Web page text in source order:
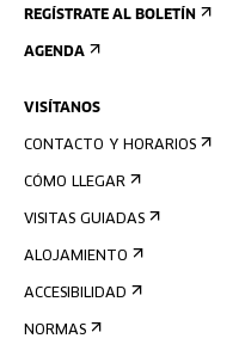
REGÍSTRATE AL BOLETÍN
AGENDA
VISÍTANOS
CONTACTO Y HORARIOS
CÓMO LLEGAR
VISITAS GUIADAS
ALOJAMIENTO
ACCESIBILIDAD
NORMAS